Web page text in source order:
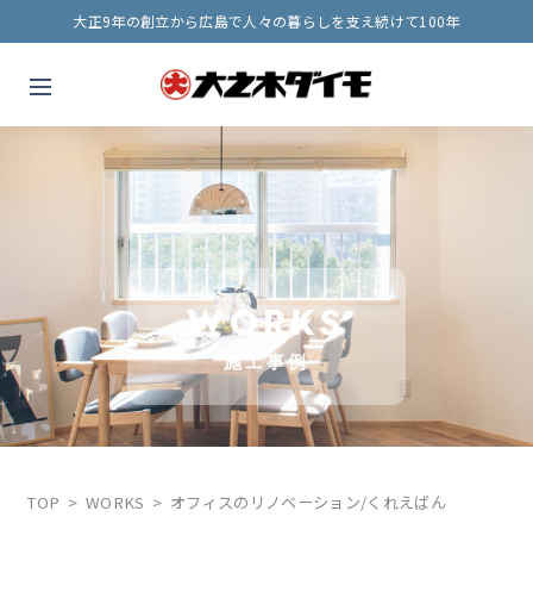
大正9年の創立から広島で人々の暮らしを支え続けて100年
WORKS
施工事例
TOP WORKS オフィスのリノベーション/くれえばん